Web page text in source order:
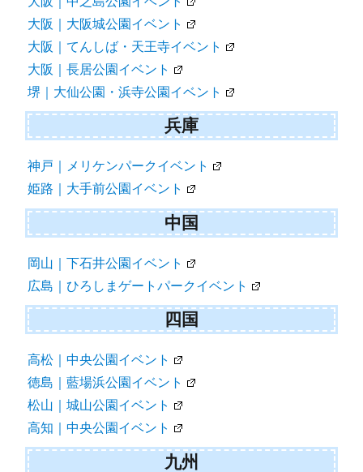
大阪｜大阪城公園イベント
大阪｜てんしば・天王寺イベント
大阪｜長居公園イベント
堺｜大仙公園・浜寺公園イベント
兵庫
神戸｜メリケンパークイベント
姫路｜大手前公園イベント
中国
岡山｜下石井公園イベント
広島｜ひろしまゲートパークイベント
四国
高松｜中央公園イベント
徳島｜藍場浜公園イベント
松山｜城山公園イベント
高知｜中央公園イベント
九州